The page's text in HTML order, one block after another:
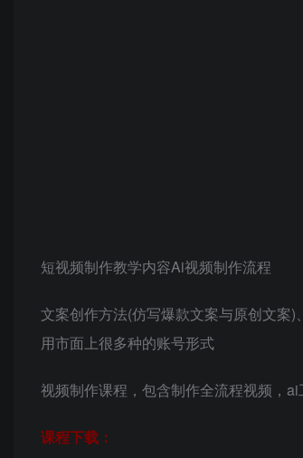
短视频制作教学内容Ai视频制作流程
文案创作方法(仿写爆款文案与原创文案
用市面上很多种的账号形式
视频制作课程，包含制作全流程视频，
课程下载：